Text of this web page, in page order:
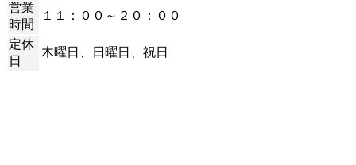
営業
時間
１１：００～２０：００
定休
日
木曜日、日曜日、祝日